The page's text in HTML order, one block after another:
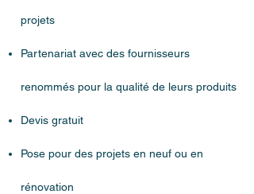
projets
Partenariat avec des fournisseurs
renommés pour la qualité de leurs produits
Devis gratuit
Pose pour des projets en neuf ou en
rénovation